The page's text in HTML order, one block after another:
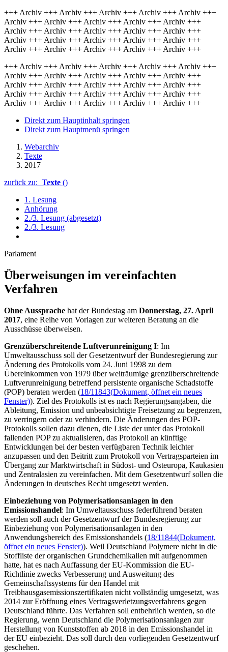
+++ Archiv +++ Archiv +++ Archiv +++ Archiv +++ Archiv +++
Archiv +++ Archiv +++ Archiv +++ Archiv +++ Archiv +++
Archiv +++ Archiv +++ Archiv +++ Archiv +++ Archiv +++
Archiv +++ Archiv +++ Archiv +++ Archiv +++ Archiv +++
Archiv +++ Archiv +++ Archiv +++ Archiv +++ Archiv +++
+++ Archiv +++ Archiv +++ Archiv +++ Archiv +++ Archiv +++
Archiv +++ Archiv +++ Archiv +++ Archiv +++ Archiv +++
Archiv +++ Archiv +++ Archiv +++ Archiv +++ Archiv +++
Archiv +++ Archiv +++ Archiv +++ Archiv +++ Archiv +++
Archiv +++ Archiv +++ Archiv +++ Archiv +++ Archiv +++
Direkt zum Hauptinhalt springen
Direkt zum Hauptmenü springen
Webarchiv
Texte
2017
zurück zu: Texte ()
1. Lesung
Anhörung
2./3. Lesung (abgesetzt)
2./3. Lesung
Parlament
Überweisungen im vereinfachten
Verfahren
Ohne Aussprache hat der Bundestag am Donnerstag, 27. April
2017, eine Reihe von Vorlagen zur weiteren Beratung an die
Ausschüsse überweisen.
Grenzüberschreitende Luftverunreinigung I: Im
Umweltausschuss soll der Gesetzentwurf der Bundesregierung zur
Änderung des Protokolls vom 24. Juni 1998 zu dem
Übereinkommen von 1979 über weiträumige grenzüberschreitende
Luftverunreinigung betreffend persistente organische Schadstoffe
(POP) beraten werden (18/11843(Dokument, öffnet ein neues
Fenster)). Ziel des Protokolls ist es nach Regierungsangaben, die
Ableitung, Emission und unbeabsichtigte Freisetzung zu begrenzen,
zu verringern oder zu verhindern. Die Änderungen des POP-
Protokolls sollen dazu dienen, die Liste der unter das Protokoll
fallenden POP zu aktualisieren, das Protokoll an künftige
Entwicklungen bei der besten verfügbaren Technik leichter
anzupassen und den Beitritt zum Protokoll von Vertragsparteien im
Übergang zur Marktwirtschaft in Südost- und Osteuropa, Kaukasien
und Zentralasien zu vereinfachen. Mit dem Gesetzentwurf sollen die
Änderungen in deutsches Recht umgesetzt werden.
Einbeziehung von Polymerisationsanlagen in den
Emissionshandel: Im Umweltausschuss federführend beraten
werden soll auch der Gesetzentwurf der Bundesregierung zur
Einbeziehung von Polymerisationsanlagen in den
Anwendungsbereich des Emissionshandels (18/11844(Dokument,
öffnet ein neues Fenster)). Weil Deutschland Polymere nicht in die
Stoffliste der organischen Grundchemikalien mit aufgenommen
hatte, hat es nach Auffassung der EU-Kommission die EU-
Richtlinie zwecks Verbesserung und Ausweitung des
Gemeinschaftssystems für den Handel mit
Treibhausgasemissionszertifikaten nicht vollständig umgesetzt, was
2014 zur Eröffnung eines Vertragsverletzungsverfahrens gegen
Deutschland führte. Das Verfahren soll entbehrlich werden, so die
Regierung, wenn Deutschland die Polymerisationsanlagen zur
Herstellung von Kunststoffen ab 2018 in den Emissionshandel in
der EU einbezieht. Das soll durch den vorliegenden Gesetzentwurf
geschehen.